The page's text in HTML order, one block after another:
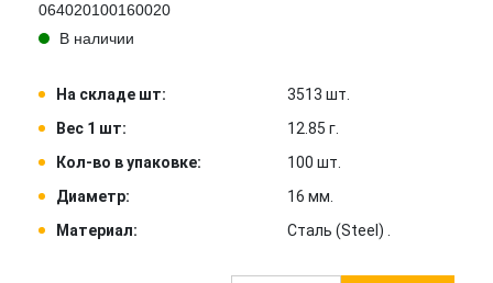
064020100160020
В наличии
На складе шт:
3513 шт.
Вес 1 шт:
12.85 г.
Кол-во в упаковке:
100 шт.
Диаметр:
16 мм.
Материал:
Сталь (Steel) .